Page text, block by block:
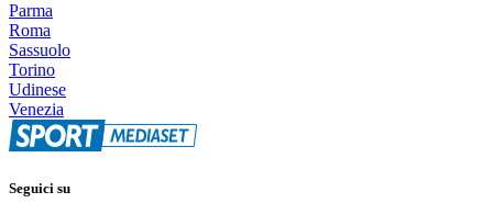
Parma
Roma
Sassuolo
Torino
Udinese
Venezia
Seguici su